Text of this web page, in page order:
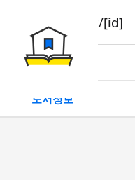
book/rent/[id]
대여
도서정보